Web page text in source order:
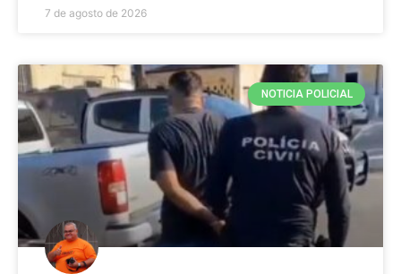
7 de agosto de 2026
NOTICIA POLICIAL